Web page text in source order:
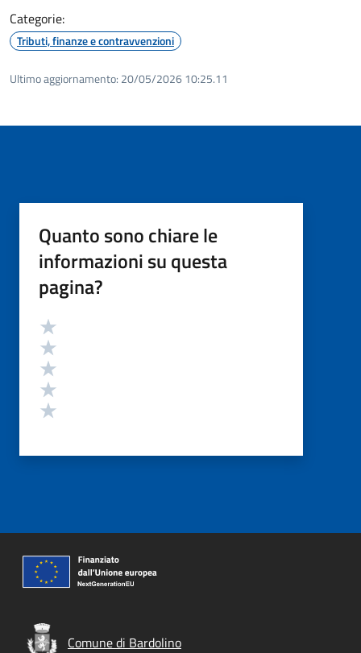
Categorie:
Tributi, finanze e contravvenzioni
Ultimo aggiornamento: 20/05/2026 10:25.11
Quanto sono chiare le
informazioni su questa
pagina?
Valutazione
Comune di Bardolino